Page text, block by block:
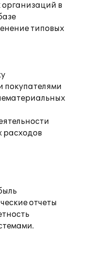
организаций в
типовых
покупателями
расходов
отчеты